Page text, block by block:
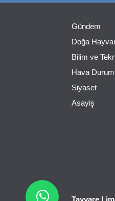
Gündem
Doğa
Bilim ve
Hava
Siyaset
Asayiş
Tayyare